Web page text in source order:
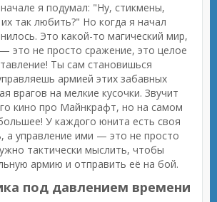
я подумал: "Ну, стикмены,
так любить?" Но когда я начал
Это какой-то магический мир,
это не просто сражение, это целое
Ты сам становишься
армией этих забавных
врагов на мелкие кусочки. Звучит
кино про Майнкрафт, но на самом
У каждого юнита есть своя
а управление ими — это не просто
тактически мыслить, чтобы
армию и отправить её на бой.
под давлением времени